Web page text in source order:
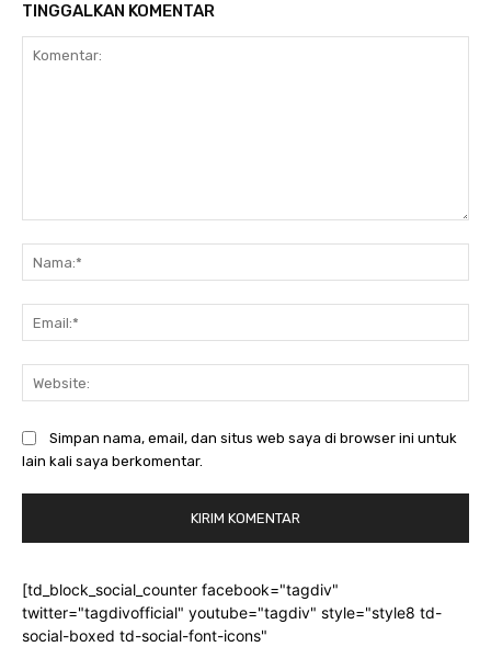
TINGGALKAN KOMENTAR
Simpan nama, email, dan situs web saya di browser ini untuk
lain kali saya berkomentar.
[td_block_social_counter facebook="tagdiv"
twitter="tagdivofficial" youtube="tagdiv" style="style8 td-
social-boxed td-social-font-icons"